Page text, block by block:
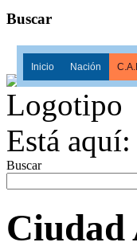
Buscar
Inicio Nación
Está aquí:
Buscar
Ciudad